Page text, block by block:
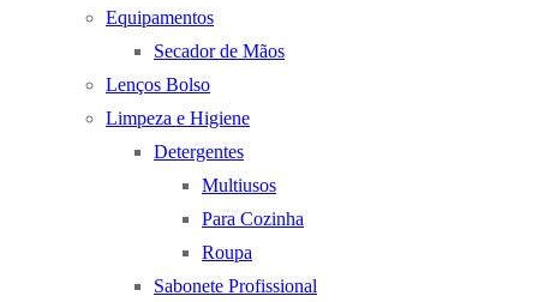
Equipamentos
Secador de Mãos
Lenços Bolso
Limpeza e Higiene
Detergentes
Multiusos
Para Cozinha
Roupa
Sabonete Profissional